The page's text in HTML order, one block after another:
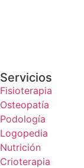
Servicios
Fisioterapia
Osteopatía
Podología
Logopedia
Nutrición
Crioterapia